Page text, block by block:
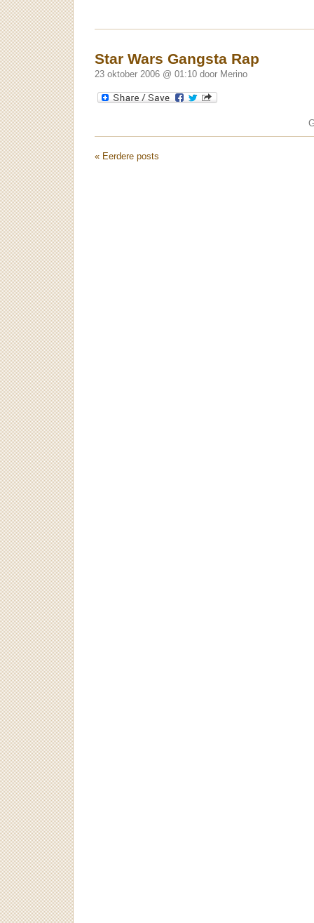
Star Wars Gangsta Rap
23 oktober 2006 @ 01:10 door Merino
« Eerdere posts